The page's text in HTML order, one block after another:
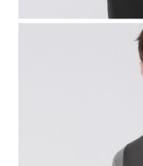
５．嚴禁一人註冊多個帳號
恩沛科技股份有限公司將有